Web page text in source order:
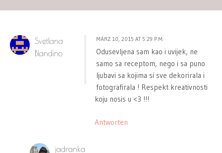
Svetlana
Blandino
MÄRZ 10, 2015 AT 5:29 P.M.
Odusevljena sam kao i uvijek, ne
samo sa receptom, nego i sa puno
ljubavi sa kojima si sve dekorirala i
fotografirala ! Respekt kreativnosti
koju nosis u <3 !!!
Antworten
jadranka